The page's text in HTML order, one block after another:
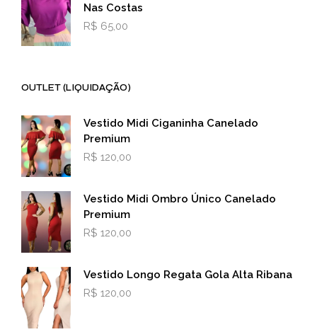
Nas Costas
R$ 65,00
OUTLET (LIQUIDAÇÃO)
Vestido Midi Ciganinha Canelado
Premium
R$ 120,00
Vestido Midi Ombro Único Canelado
Premium
R$ 120,00
Vestido Longo Regata Gola Alta Ribana
R$ 120,00